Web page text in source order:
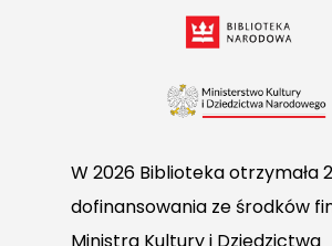
W 2026 Biblioteka otrzymała
dofinansowania ze środków